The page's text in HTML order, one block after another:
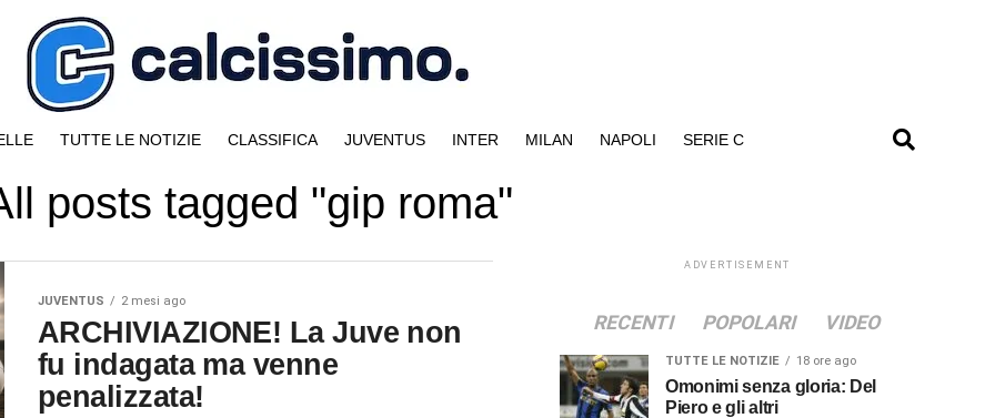
TUTTE LE NOTIZIE CLASSIFICA JUVENTUS INTER MILAN NAPOLI SERIE C
posts tagged "gip roma"
JUVENTUS 2 mesi ago
ARCHIVIAZIONE! La Juve non
fu indagata ma venne
penalizzata!
ADVERTISEMENT
RECENTI POPOLARI VIDEO
TUTTE LE NOTIZIE 18 ore ago
Omonimi senza gloria: Del
Piero e gli altri